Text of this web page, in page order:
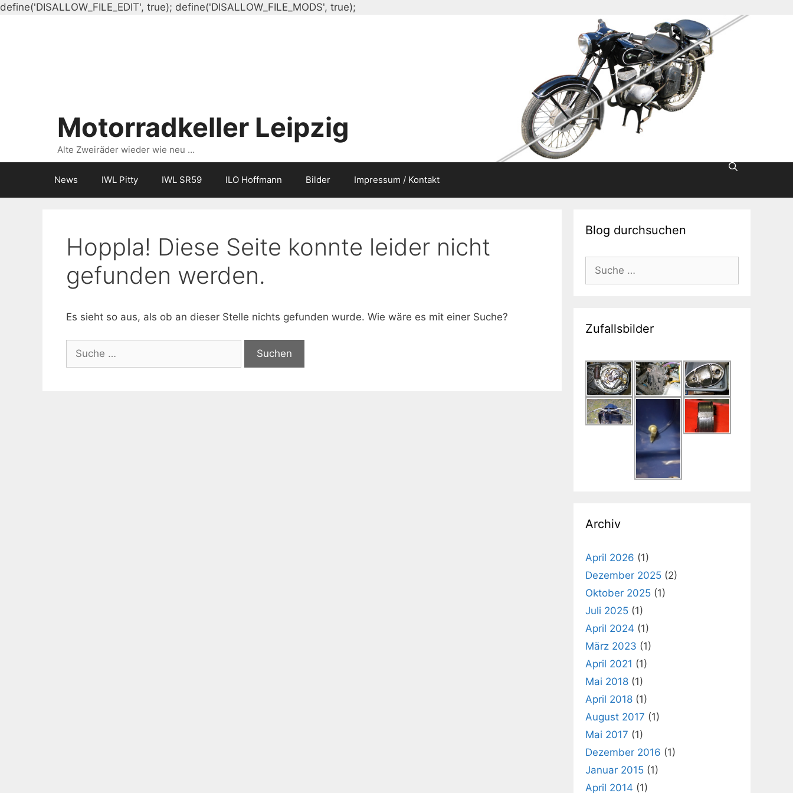
define('DISALLOW_FILE_EDIT', true); define('DISALLOW_FILE_MODS', true);
Motorradkeller Leipzig
Alte Zweiräder wieder wie neu …
News IWL Pitty IWL SR59 ILO Hoffmann Bilder Impressum / Kontakt
Hoppla! Diese Seite konnte leider nicht
gefunden werden.
Es sieht so aus, als ob an dieser Stelle nichts gefunden wurde. Wie wäre es mit einer Suche?
nach:
Blog durchsuchen
Suche
nach:
Zufallsbilder
Archiv
April 2026 (1)
Dezember 2025 (2)
Oktober 2025 (1)
Juli 2025 (1)
April 2024 (1)
März 2023 (1)
April 2021 (1)
Mai 2018 (1)
April 2018 (1)
August 2017 (1)
Mai 2017 (1)
Dezember 2016 (1)
Januar 2015 (1)
April 2014 (1)